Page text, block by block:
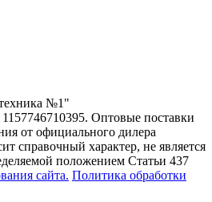
№1"
Оптовые поставки
от официального дилера
справочный характер, не является
положением Статьи 437
сайта. Политика обработки